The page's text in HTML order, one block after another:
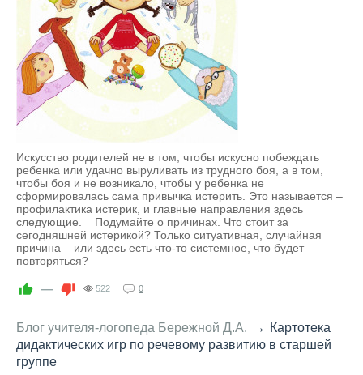
Искусство родителей не в том, чтобы искусно побеждать
ребенка или удачно выруливать из трудного боя, а в том,
чтобы боя и не возникало, чтобы у ребенка не
сформировалась сама привычка истерить. Это называется –
профилактика истерик, и главные направления здесь
следующие. Подумайте о причинах. Что стоит за
сегодняшней истерикой? Только ситуативная, случайная
причина – или здесь есть что-то системное, что будет
повторяться?
— 522 0
Блог учителя-логопеда Бережной Д.А. → Картотека
дидактических игр по речевому развитию в старшей
группе